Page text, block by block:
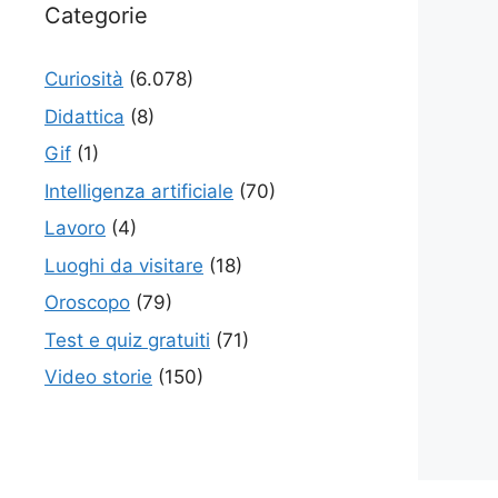
Categorie
Curiosità (6.078)
Didattica (8)
Gif (1)
Intelligenza artificiale (70)
Lavoro (4)
Luoghi da visitare (18)
Oroscopo (79)
Test e quiz gratuiti (71)
Video storie (150)